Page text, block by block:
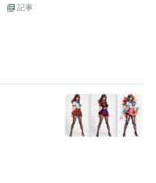
記事